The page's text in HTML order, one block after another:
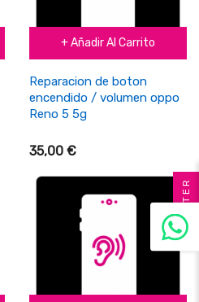
+ Añadir Al Carrito
Reparacion de boton
encendido / volumen oppo
Reno 5 5g
35,00 €
FILTER